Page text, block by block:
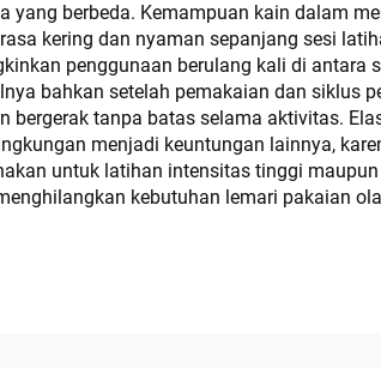
berbeda. Kemampuan kain dalam
kering dan nyaman sepanjang sesi
penggunaan berulang kali di antara
bahkan setelah pemakaian dan siklus
bergerak tanpa batas selama aktivitas.
menjadi keuntungan lainnya,
untuk latihan intensitas tinggi
kebutuhan lemari pakaian